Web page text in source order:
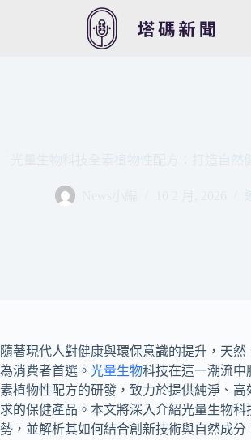
隨著現代人對健康與環保意識的提升，天
為消費者首選。 光量生物科技在這一潮流中
素植物性配方的研發，致力於提供純淨、高
求的保健產品。本文將深入介紹光量生物科
勢，並解析其如何結合創新技術與自然成分